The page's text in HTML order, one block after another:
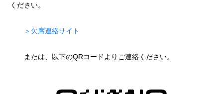
ください。
＞欠席連絡サイト
または、以下のQRコードよりご連絡ください。